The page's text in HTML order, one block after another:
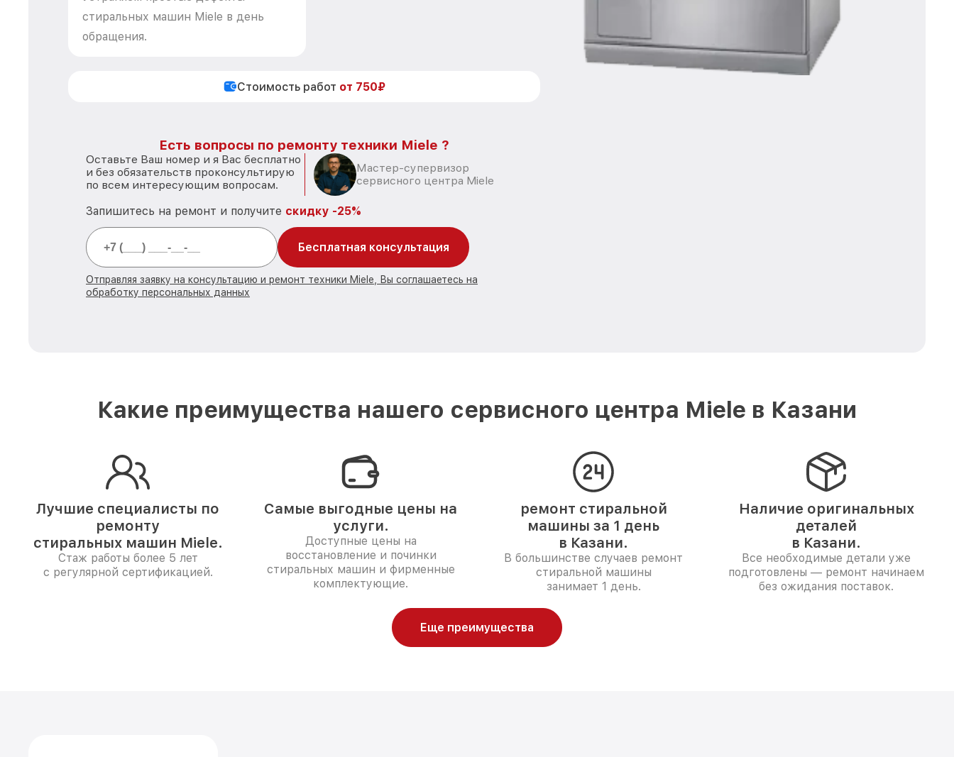
стиральных машин Miele в день
обращения.
Стоимость работ от 750₽
Есть вопросы по ремонту техники Miele ?
Оставьте Ваш номер и я Вас бесплатно
и без обязательств проконсультирую
по всем интересующим вопросам.
Мастер-супервизор
сервисного центра Miele
Запишитесь на ремонт и получите скидку -25%
Бесплатная консультация
Отправляя заявку на консультацию и ремонт техники Miele, Вы соглашаетесь на
обработку персональных данных
Какие преимущества нашего сервисного центра Miele в Казани
Лучшие специалисты по
ремонту
стиральных машин Miele.
Стаж работы более 5 лет
с регулярной сертификацией.
Самые выгодные цены на
услуги.
Доступные цены на
восстановление и починки
стиральных машин и фирменные
комплектующие.
ремонт стиральной
машины за 1 день
в Казани.
В большинстве случаев ремонт
стиральной машины
занимает 1 день.
Наличие оригинальных
деталей
в Казани.
Все необходимые детали уже
подготовлены — ремонт начинаем
без ожидания поставок.
Еще преимущества